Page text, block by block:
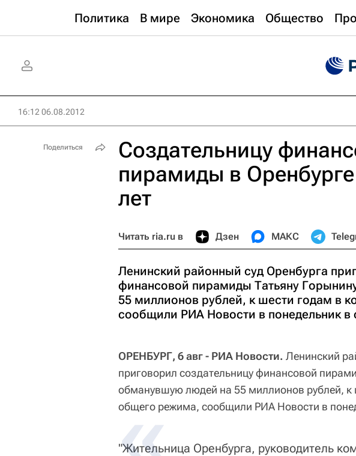
Политика В мире Экономика Общество
16:12 06.08.2012
Создательницу
пирамиды в
лет
Читать ria.ru в Дзен МАКС
Ленинский районный суд Оренбурга
финансовой пирамиды Татьяну
55 миллионов рублей, к шести годам в
сообщили РИА Новости в понедельник в
ОРЕНБУРГ, 6 авг - РИА Новости. Ленинский
приговорил создательницу финансовой
обманувшую людей на 55 миллионов рублей, к
общего режима, сообщили РИА Новости в
"Жительница Оренбурга, руководитель
Поделиться